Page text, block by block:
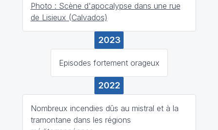
Photo : Scène d'apocalypse dans une rue
de Lisieux (Calvados)
2023
Episodes fortement orageux
2022
Nombreux incendies dûs au mistral et à la
tramontane dans les régions